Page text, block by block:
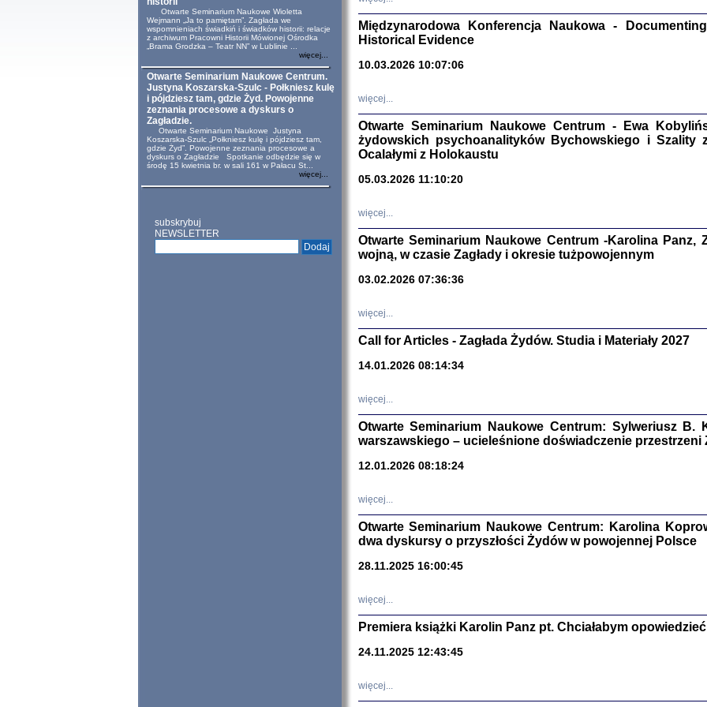
Otwarte Seminarium Naukowe Wioletta
Wejmann „Ja to pamiętam”. Zagłada we
wspomnieniach świadkiń i świadków historii: relacje
z archiwum Pracowni Historii Mówionej Ośrodka
„Brama Grodzka – Teatr NN” w Lublinie ...
więcej...
Otwarte Seminarium Naukowe Centrum.
Justyna Koszarska-Szulc - Połkniesz kulę
i pójdziesz tam, gdzie Żyd. Powojenne
zeznania procesowe a dyskurs o
Zagładzie.
Otwarte Seminarium Naukowe Justyna
Koszarska-Szulc „Połkniesz kulę i pójdziesz tam,
gdzie Żyd”. Powojenne zeznania procesowe a
dyskurs o Zagładzie Spotkanie odbędzie się w
środę 15 kwietnia br. w sali 161 w Pałacu St...
więcej...
subskrybuj
NEWSLETTER
Zagłada
Studia i
NIE WIEMY CO
Sewek
Międzynarodowa Konferencja Naukowa -
Historical Evidence
10.03.2026 10:07:06
więcej...
Otwarte Seminarium Naukowe Centrum - Ewa
żydowskich psychoanalityków Bychowskiego i
Ocalałymi z Holokaustu
05.03.2026 11:10:20
więcej...
Otwarte Seminarium Naukowe Centrum -Karolina
wojną, w czasie Zagłady i okresie tużpowojennym
03.02.2026 07:36:36
więcej...
Call for Articles - Zagłada Żydów. Studia i Materiały 2027
14.01.2026 08:14:34
więcej...
Otwarte Seminarium Naukowe Centrum: Sylweriusz B.
warszawskiego – ucieleśnione doświadczenie przestrzeni
12.01.2026 08:18:24
więcej...
Otwarte Seminarium Naukowe Centrum: Karolina
dwa dyskursy o przyszłości Żydów w powojennej Polsce
28.11.2025 16:00:45
więcej...
Premiera książki Karolin Panz pt. Chciałabym
24.11.2025 12:43:45
więcej...